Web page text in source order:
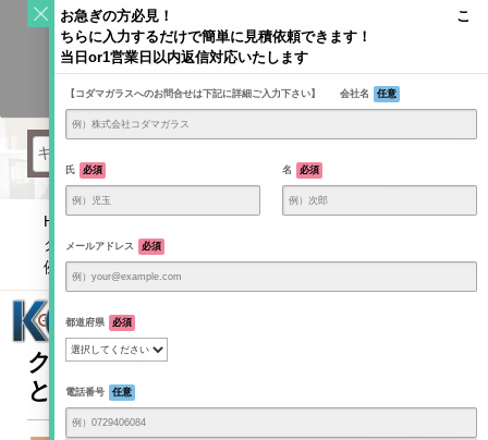
KODAMAGLASS公式ブログ | ガラス情報発信メディア
Home / ガラスコラム
/
クランプタイプのガラス棚についてまとめてみました【設置事
例集】
2025年3月10日
クランプタイプのガラス棚についてま
とめてみました【設置事例集】
お急ぎの方必見！ こ
ちらに入力するだけで簡単に見積依頼できます！
当日or1営業日以内返信対応いたします
【コダマガラスへのお問合せは下記に詳細ご入力下さい】 会社名 任意
氏 必須 名 必須
メールアドレス 必須
都道府県 必須
電話番号 任意